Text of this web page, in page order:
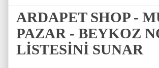
ARDAPET SHOP -
PAZAR - BEYKOZ
LİSTESİNİ SUNAR